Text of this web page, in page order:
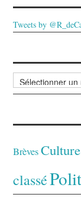
Tweets by
Archives
Brèves Culture
classé